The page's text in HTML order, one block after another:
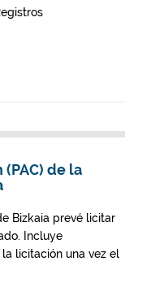
de la
Bizkaia prevé licitar
Incluye
licitación una vez el